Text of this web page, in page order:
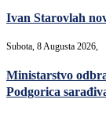
Ivan Starovlah
Subota, 8 Augusta 2026,
Ministarstvo
Podgorica